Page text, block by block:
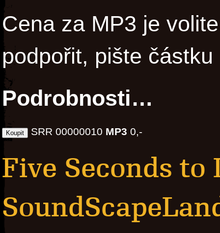
Cena za MP3 je
podpořit, pište
Podrobnosti…
SRR 00000010 MP3 0,-
Five Seconds to